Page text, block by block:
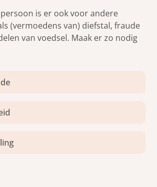
is er ook voor andere
(vermoedens van) diefstal, fraude
van voedsel. Maak er zo nodig